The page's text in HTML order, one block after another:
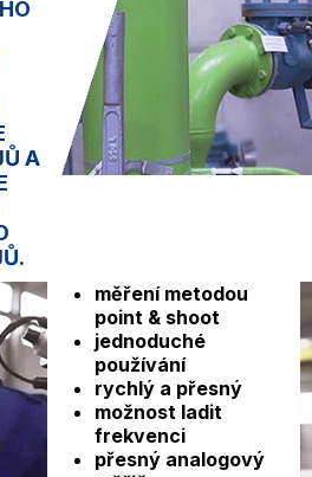
A
měření metodou
point & shoot
jednoduché
používání
rychlý a přesný
možnost ladit
frekvenci
přesný analogový